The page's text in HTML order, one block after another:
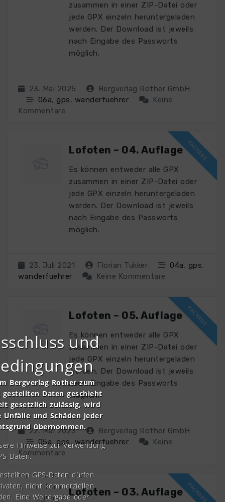
zusammen in einer ZIP-Datei oder
jede GPX einzeln heruntergeladen
werden. Der Download ist jeweils
nach Eingabe des Passworts
möglich.
23. Mai 2025
Bergverlag Rother GmbH
06a, gps, wanderfuehrer
Keine
Kommentare
Lofoten – 04. Auflage
Es können entweder alle GPX
zusammen in einer ZIP-Datei oder
jede GPX einzeln heruntergeladen
werden. Der Download ist jeweils
nach Eingabe des Passworts
möglich.
23. Juli 2021 Florian Tukker 04a, gps,
wanderfuehrer
Keine Kommentare
Lofoten – 05. Auflage
Es können entweder alle GPX
zusammen in einer ZIP-Datei oder
jede GPX einzeln heruntergeladen
werden. Der Download ist jeweils
nach Eingabe des Passworts
möglich.
22. Mai 2023
Bergverlag Rother GmbH
05a, gps,wanderfuehrer
Keine
Kommentare
Lofoten – 03. Auflage
und
Bergverlag Rother zum
Daten geschieht
gesetzlich zulässig, wird
und Schäden jeder
übernommen.
Hinweise zur Verwendung
Daten.
GPS-Daten dürfen
nicht kommerziellen
Eine Weitergabe oder